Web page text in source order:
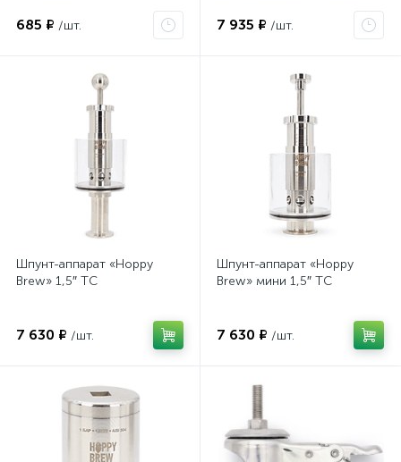
685 ₽ /шт. 7 935 ₽ /шт.
Шпунт-аппарат «Hoppy
Brew» 1,5″ TC
7 630 ₽ /шт.
Шпунт-аппарат «Hoppy
Brew» мини 1,5″ TC
7 630 ₽ /шт.